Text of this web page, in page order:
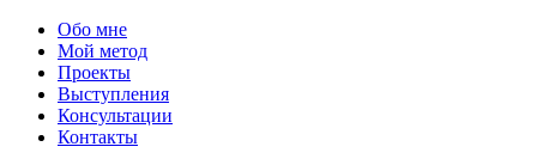
Обо мне
Мой метод
Проекты
Выступления
Консультации
Контакты